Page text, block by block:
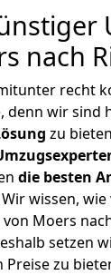
nach
recht
denn wir sind
zu
die besten
wissen,
Moers
setzen
zu